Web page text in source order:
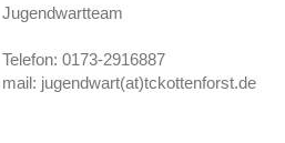
Jugendwartteam
Telefon: 0173-2916887
mail: jugendwart(at)tckottenforst.de